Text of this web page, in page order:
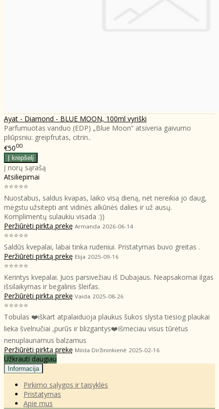
Ayat - Diamond - BLUE MOON, 100ml vyriški
Parfumuotas vanduo (EDP) „Blue Moon“ atsiveria gaivumo
pliūpsniu: greipfrutas, citrin..
€5000
Į norų sąrašą
Atsiliepimai
⭐⭐⭐⭐⭐
Nuostabus, saldus kvapas, laiko visą dieną, net nereikia jo daug,
mėgstu užsitepti ant vidinės alkūnės dalies ir už ausų.
Komplimentų sulaukiu visada :))
Peržiūrėti pirktą prekę Armanda 2026-06-14
⭐⭐⭐⭐⭐
Saldūs kvepalai, labai tinka rudeniui. Pristatymas buvo greitas .
Peržiūrėti pirktą prekę Elija 2025-09-16
⭐⭐⭐⭐⭐
Kerintys kvepalai. Juos parsivežiau iš Dubajaus. Neapsakomai ilgas
išsilaikymas ir begalinis šleifas.
Peržiūrėti pirktą prekę Vaida 2025-08-26
⭐⭐⭐⭐⭐
Tobulas ❤️iškart atpalaiduoja plaukus šukos slysta tiesiog plaukai
lieka švelnučiai ,purūs ir blizgantys❤️Išmeciau visus tūrėtus
nenuplaunamus balzamus
Peržiūrėti pirktą prekę Milda Diržininkienė 2025-02-16
Užkrauti daugiau
Informacija
Pirkimo sąlygos ir taisyklės
Pristatymas
Apie mus